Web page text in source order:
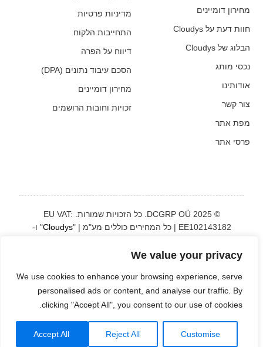
We value your privacy
We use cookies to enhance your browsing experience, serve
personalised ads or content, and analyse our traffic. By
clicking "Accept All", you consent to our use of cookies.
Customise
Reject All
Accept All
מחירון דומיינים
חוות דעת על Cloudys
הבלוג של Cloudys
נכסי מותג
אודותינו
צור קשר
מפת אתר
פרסי אתר
מדיניות פרטיות
התחייבות הלקוח
דיווח על הפרה
הסכם עיבוד נתונים (DPA)
מחירון דומיינים
זכויות וחובות הרושמים
© 2025 DCGRP OÜ. כל הזכויות שמורות. EU VAT:
EE102143182 | כל המחירים כוללים מע"מ | "
Cloudys" ו-
Start Free
English
Eesti
Italiano
Nederlands
Deutsch
Svenska
Português
Español
Türkçe
Română
Shqip
Русский
Tiếng Việt
ქართული